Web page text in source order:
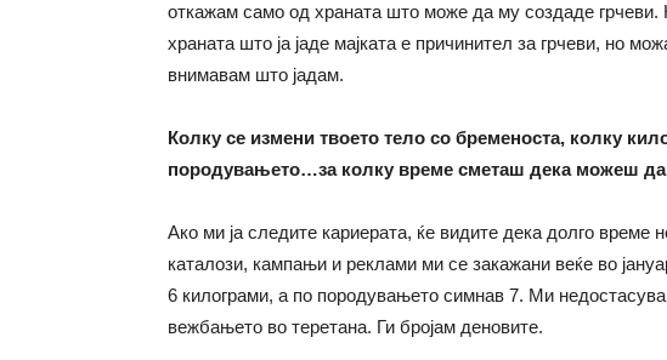
откажам само од храната што може да му создаде грчеви.
храната што ја јаде мајката е причинител за грчеви, но
внимавам што јадам.
Колку се измени твоето тело со бременоста, колку
породувањето…за колку време сметаш дека можеш
Ако ми ја следите кариерата, ќе видите дека долго време
каталози, кампањи и реклами ми се закажани веќе во
6 килограми, а по породувањето симнав 7. Ми
вежбањето во теретана. Ги бројам деновите.